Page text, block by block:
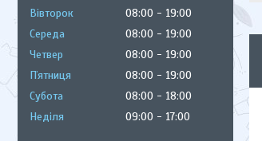
Вівторок
08:00
19:00
Середа
08:00
19:00
Четвер
08:00
19:00
Пʼятниця
08:00
19:00
Субота
08:00
18:00
Неділя
09:00 17:00